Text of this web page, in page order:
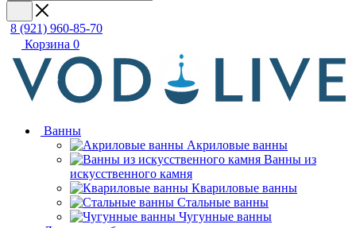
8 (921) 960-85-70
Корзина 0
Ванны
Акриловые ванны
Ванны из
искусственного камня
Квариловые ванны
Стальные ванны
Чугунные ванны